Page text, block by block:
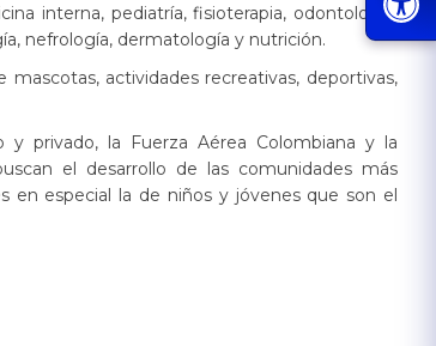
interna, pediatría, fisioterapia, odontología,
nefrología, dermatología y nutrición.
mascotas, actividades recreativas, deportivas,
privado, la Fuerza Aérea Colombiana y la
el desarrollo de las comunidades más
en especial la de niños y jóvenes que son el